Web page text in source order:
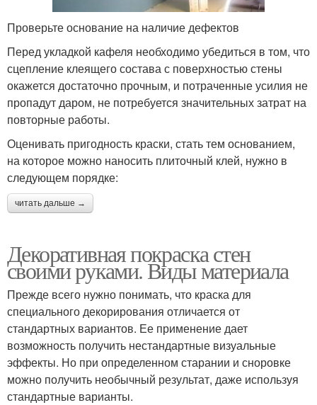
Проверьте основание на наличие дефектов
Перед укладкой кафеля необходимо убедиться в том, что
сцепление клеящего состава с поверхностью стены
окажется достаточно прочным, и потраченные усилия не
пропадут даром, не потребуется значительных затрат на
повторные работы.
Оценивать пригодность краски, стать тем основанием,
на которое можно наносить плиточный клей, нужно в
следующем порядке:
читать дальше →
Декоративная покраска стен
своими руками. Виды материала
Прежде всего нужно понимать, что краска для
специального декорирования отличается от
стандартных вариантов. Ее применение дает
возможность получить нестандартные визуальные
эффекты. Но при определенном старании и сноровке
можно получить необычный результат, даже используя
стандартные варианты.